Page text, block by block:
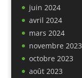
juin 2024
avril 2024
mars 2024
novembre 2023
octobre 2023
août 2023